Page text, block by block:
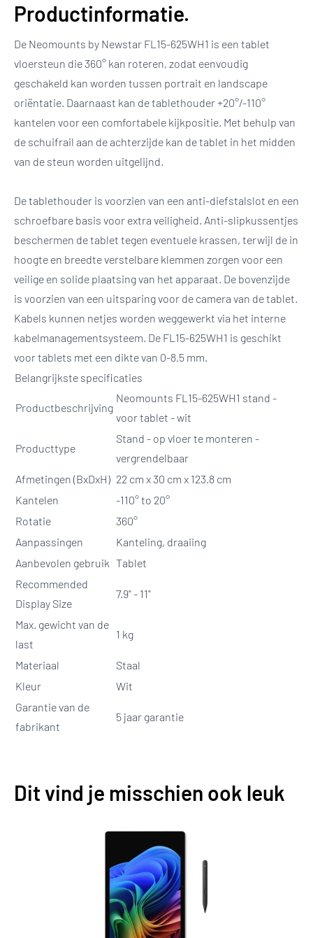
Productinformatie.
De Neomounts by Newstar FL15-625WH1 is een tablet
vloersteun die 360° kan roteren, zodat eenvoudig
geschakeld kan worden tussen portrait en landscape
oriëntatie. Daarnaast kan de tablethouder +20°/-110°
kantelen voor een comfortabele kijkpositie. Met behulp van
de schuifrail aan de achterzijde kan de tablet in het midden
van de steun worden uitgelijnd.
De tablethouder is voorzien van een anti-diefstalslot en een
schroefbare basis voor extra veiligheid. Anti-slipkussentjes
beschermen de tablet tegen eventuele krassen, terwijl de in
hoogte en breedte verstelbare klemmen zorgen voor een
veilige en solide plaatsing van het apparaat. De bovenzijde
is voorzien van een uitsparing voor de camera van de tablet.
Kabels kunnen netjes worden weggewerkt via het interne
kabelmanagementsysteem. De FL15-625WH1 is geschikt
voor tablets met een dikte van 0-8,5 mm.
Belangrijkste specificaties
Productbeschrijving
Neomounts FL15-625WH1 stand -
voor tablet - wit
Producttype
Stand - op vloer te monteren -
vergrendelbaar
Afmetingen (BxDxH) 22 cm x 30 cm x 123.8 cm
Kantelen
-110° to 20°
Rotatie
360°
Aanpassingen
Kanteling, draaiing
Aanbevolen gebruik Tablet
Recommended
Display Size
7.9" - 11"
Max. gewicht van de
last
1 kg
Materiaal
Staal
Kleur
Wit
Garantie van de
fabrikant
5 jaar garantie
Dit vind je misschien ook leuk